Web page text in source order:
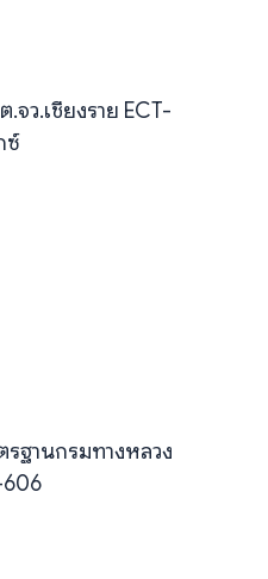
จว.เชียงราย ECT-
ซ์
ฐานกรมทางหลวง
606